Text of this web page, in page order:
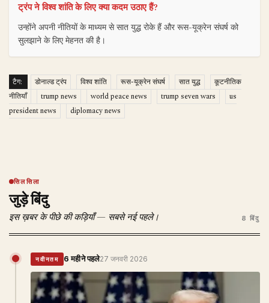
ट्रंप ने विश्व शांति के लिए क्या कदम उठाए हैं?
उन्होंने अपनी नीतियों के माध्यम से सात युद्ध रोके हैं और रूस-यूक्रेन संघर्ष को
सुलझाने के लिए मेहनत की है।
टैग: डोनाल्ड ट्रंप विश्व शांति रूस-यूक्रेन संघर्ष सात युद्ध
कूटनीतिक
नीतियाँ
trump news world peace news trump seven wars
us
president news
diplomacy news
सिलसिला
जुड़े बिंदु
इस ख़बर के पीछे की कड़ियाँ — सबसे नई पहले। 8 बिंदु
नवीनतम 6 महीने पहले27 जनवरी 2026